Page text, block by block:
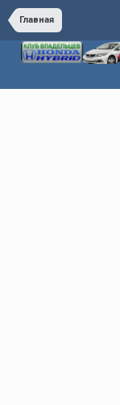
Главная